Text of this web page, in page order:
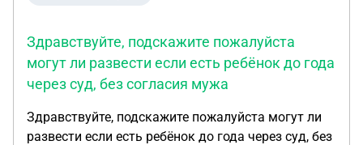
Здравствуйте, подскажите пожалуйста
могут ли развести если есть ребёнок до года
через суд, без согласия мужа
Здравствуйте, подскажите пожалуйста могут ли
развести если есть ребёнок до года через суд, без